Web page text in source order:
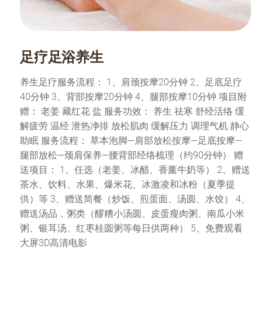
足疗足浴养生
养生足疗服务流程： 1、肩颈按摩20分钟 2、足底足疗
40分钟 3、背部按摩20分钟 4、腿部按摩10分钟 项目附
赠： 老姜 藏红花 盐 服务功效： 养生 祛寒 舒经活络 缓
解疲劳 温经 泄热净排 放松肌肉 缓解压力 调理气机 静心
助眠 服务流程： 草本泡脚—肩部放松按摩—足底按摩—
腿部放松—颈肩保养—腰背部经络梳理（约90分钟） 赠
送项目： 1、任选（老姜、冰醋、香薰牛奶等） 2、赠送
茶水、饮料、水果、爆米花、冰激凌和冰粉（夏季提
供）等 3、赠送简餐（炒饭、煎蛋面、汤圆、水饺） 4、
赠送汤品，粥类（醪糟小汤圆、皮蛋瘦肉粥、南瓜小米
粥、银耳汤、红枣桂圆粥等每日供两种） 5、免费观看
大屏3D高清电影